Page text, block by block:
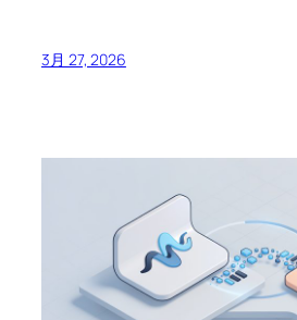
3月 27, 2026